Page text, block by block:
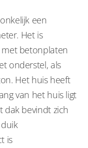
een
Het is
betonplaten
onderstel, als
Het huis heeft
van het huis ligt
dak bevindt zich
is